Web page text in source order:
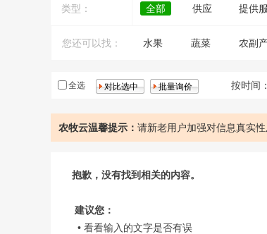
类型： 全部 供应 提供
您还可以找： 水果 蔬菜 农副
全选 按时间：
农牧云温馨提示： 请新老用户加强对信息真实
抱歉，没有找到相关的内容。
建议您：
• 看看输入的文字是否有误